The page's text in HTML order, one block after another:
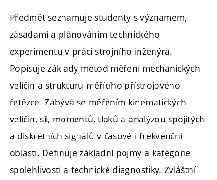
Předmět seznamuje studenty s významem,
zásadami a plánováním technického
experimentu v práci strojního inženýra.
Popisuje základy metod měření mechanických
veličin a strukturu měřícího přístrojového
řetězce. Zabývá se měřením kinematických
veličin, sil, momentů, tlaků a analýzou spojitých
a diskrétních signálů v časové i frekvenční
oblasti. Definuje základní pojmy a kategorie
spolehlivosti a technické diagnostiky. Zvláštní